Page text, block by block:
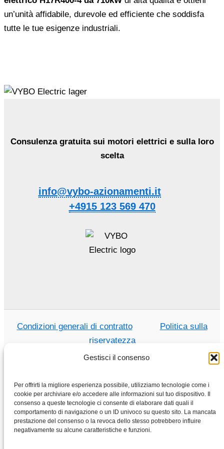
Gestisci il consenso
Per offrirti la migliore esperienza possibile, utilizziamo tecnologie come i
cookie per archiviare e/o accedere alle informazioni sul tuo dispositivo. Il
consenso a queste tecnologie ci consente di elaborare dati quali il
comportamento di navigazione o un ID univoco su questo sito. La mancata
prestazione del consenso o la revoca dello stesso potrebbero influire
negativamente su alcune caratteristiche e funzioni.
un’unità affidabile, durevole ed efficiente che soddisfa
tutte le tue esigenze industriali.
Consulenza gratuita sui motori elettrici e sulla loro
scelta
info@vybo-azionamenti.it
+4915 123 569 470
Condizioni generali di contratto
Politica sulla
riservatezza
Casa
Negozio
Motori elettrici